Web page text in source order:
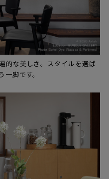
的な美しさ。スタイルを選ば
一脚です。